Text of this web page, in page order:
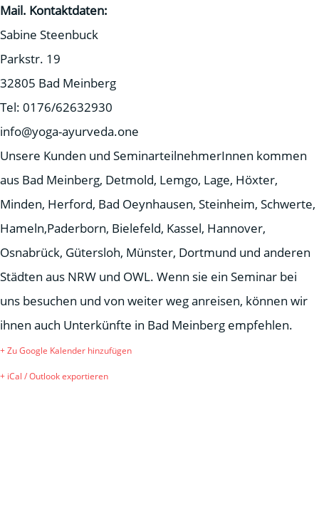
Mail. Kontaktdaten:
Sabine Steenbuck
Parkstr. 19
32805 Bad Meinberg
Tel: 0176/62632930
info@yoga-ayurveda.one
Unsere Kunden und SeminarteilnehmerInnen kommen
aus Bad Meinberg, Detmold, Lemgo, Lage, Höxter,
Minden, Herford, Bad Oeynhausen, Steinheim, Schwerte,
Hameln,Paderborn, Bielefeld, Kassel, Hannover,
Osnabrück, Gütersloh, Münster, Dortmund und anderen
Städten aus NRW und OWL. Wenn sie ein Seminar bei
uns besuchen und von weiter weg anreisen, können wir
ihnen auch Unterkünfte in Bad Meinberg empfehlen.
+ Zu Google Kalender hinzufügen
+ iCal / Outlook exportieren